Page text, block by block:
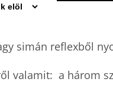
simán reflexből
valamit:  a három